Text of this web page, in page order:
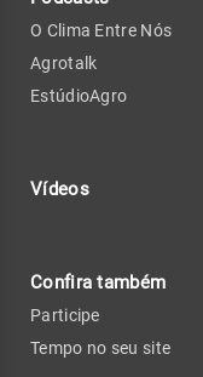
O Clima Entre Nós
Agrotalk
EstúdioAgro
Vídeos
Confira também
Participe
Tempo no seu site